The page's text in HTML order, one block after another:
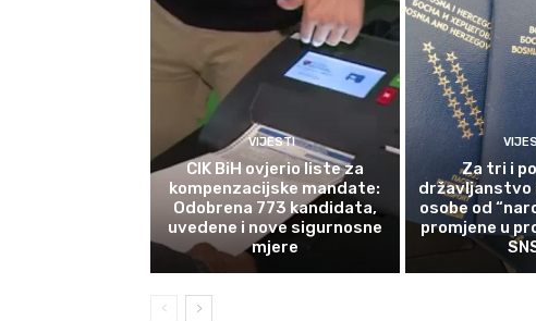
VIJESTI
CIK BiH ovjerio liste za
kompenzacijske mandate:
Odobrena 773 kandidata,
uvedene i nove sigurnosne
mjere
Za tri i
državljanstvo
osobe od
promjene u